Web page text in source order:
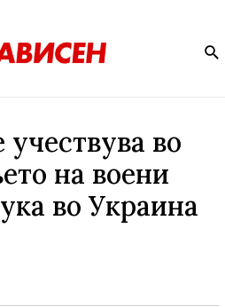
учествува во
на воени
во Украина